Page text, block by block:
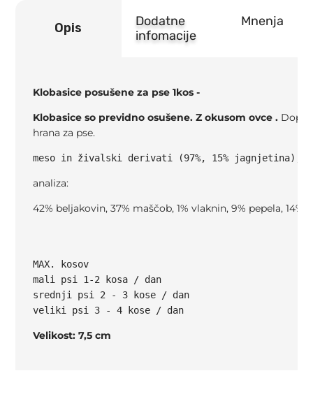
Opis
Dodatne
infomacije
Mnenja
Klobasice posušene za pse 1kos -
Klobasice so previdno osušene. Z okusom ovce .
hrana za pse.
analiza:
42% beljakovin, 37% maščob, 1% vlaknin, 9% pepela, 14%
MAX. kosov
mali psi 1-2 kosa / dan
srednji psi 2 - 3 kose / dan
Velikost: 7,5 cm